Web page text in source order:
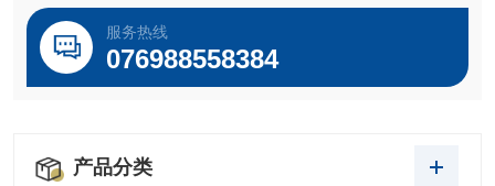
服务热线
076988558384
产品分类